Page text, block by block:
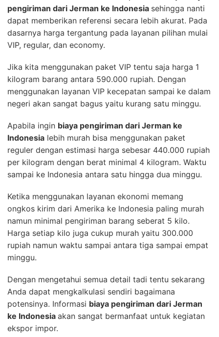
pengiriman dari Jerman ke Indonesia sehingga nanti
dapat memberikan referensi secara lebih akurat. Pada
dasarnya harga tergantung pada layanan pilihan mulai
VIP, regular, dan economy.
Jika kita menggunakan paket VIP tentu saja harga 1
kilogram barang antara 590.000 rupiah. Dengan
menggunakan layanan VIP kecepatan sampai ke dalam
negeri akan sangat bagus yaitu kurang satu minggu.
Apabila ingin biaya pengiriman dari Jerman ke
Indonesia lebih murah bisa menggunakan paket
reguler dengan estimasi harga sebesar 440.000 rupiah
per kilogram dengan berat minimal 4 kilogram. Waktu
sampai ke Indonesia antara satu hingga dua minggu.
Ketika menggunakan layanan ekonomi memang
ongkos kirim dari Amerika ke Indonesia paling murah
namun minimal pengiriman barang seberat 5 kilo.
Harga setiap kilo juga cukup murah yaitu 300.000
rupiah namun waktu sampai antara tiga sampai empat
minggu.
Dengan mengetahui semua detail tadi tentu sekarang
Anda dapat mengkalkulasi sendiri bagaimana
potensinya. Informasi biaya pengiriman dari Jerman
ke Indonesia akan sangat bermanfaat untuk kegiatan
ekspor impor.